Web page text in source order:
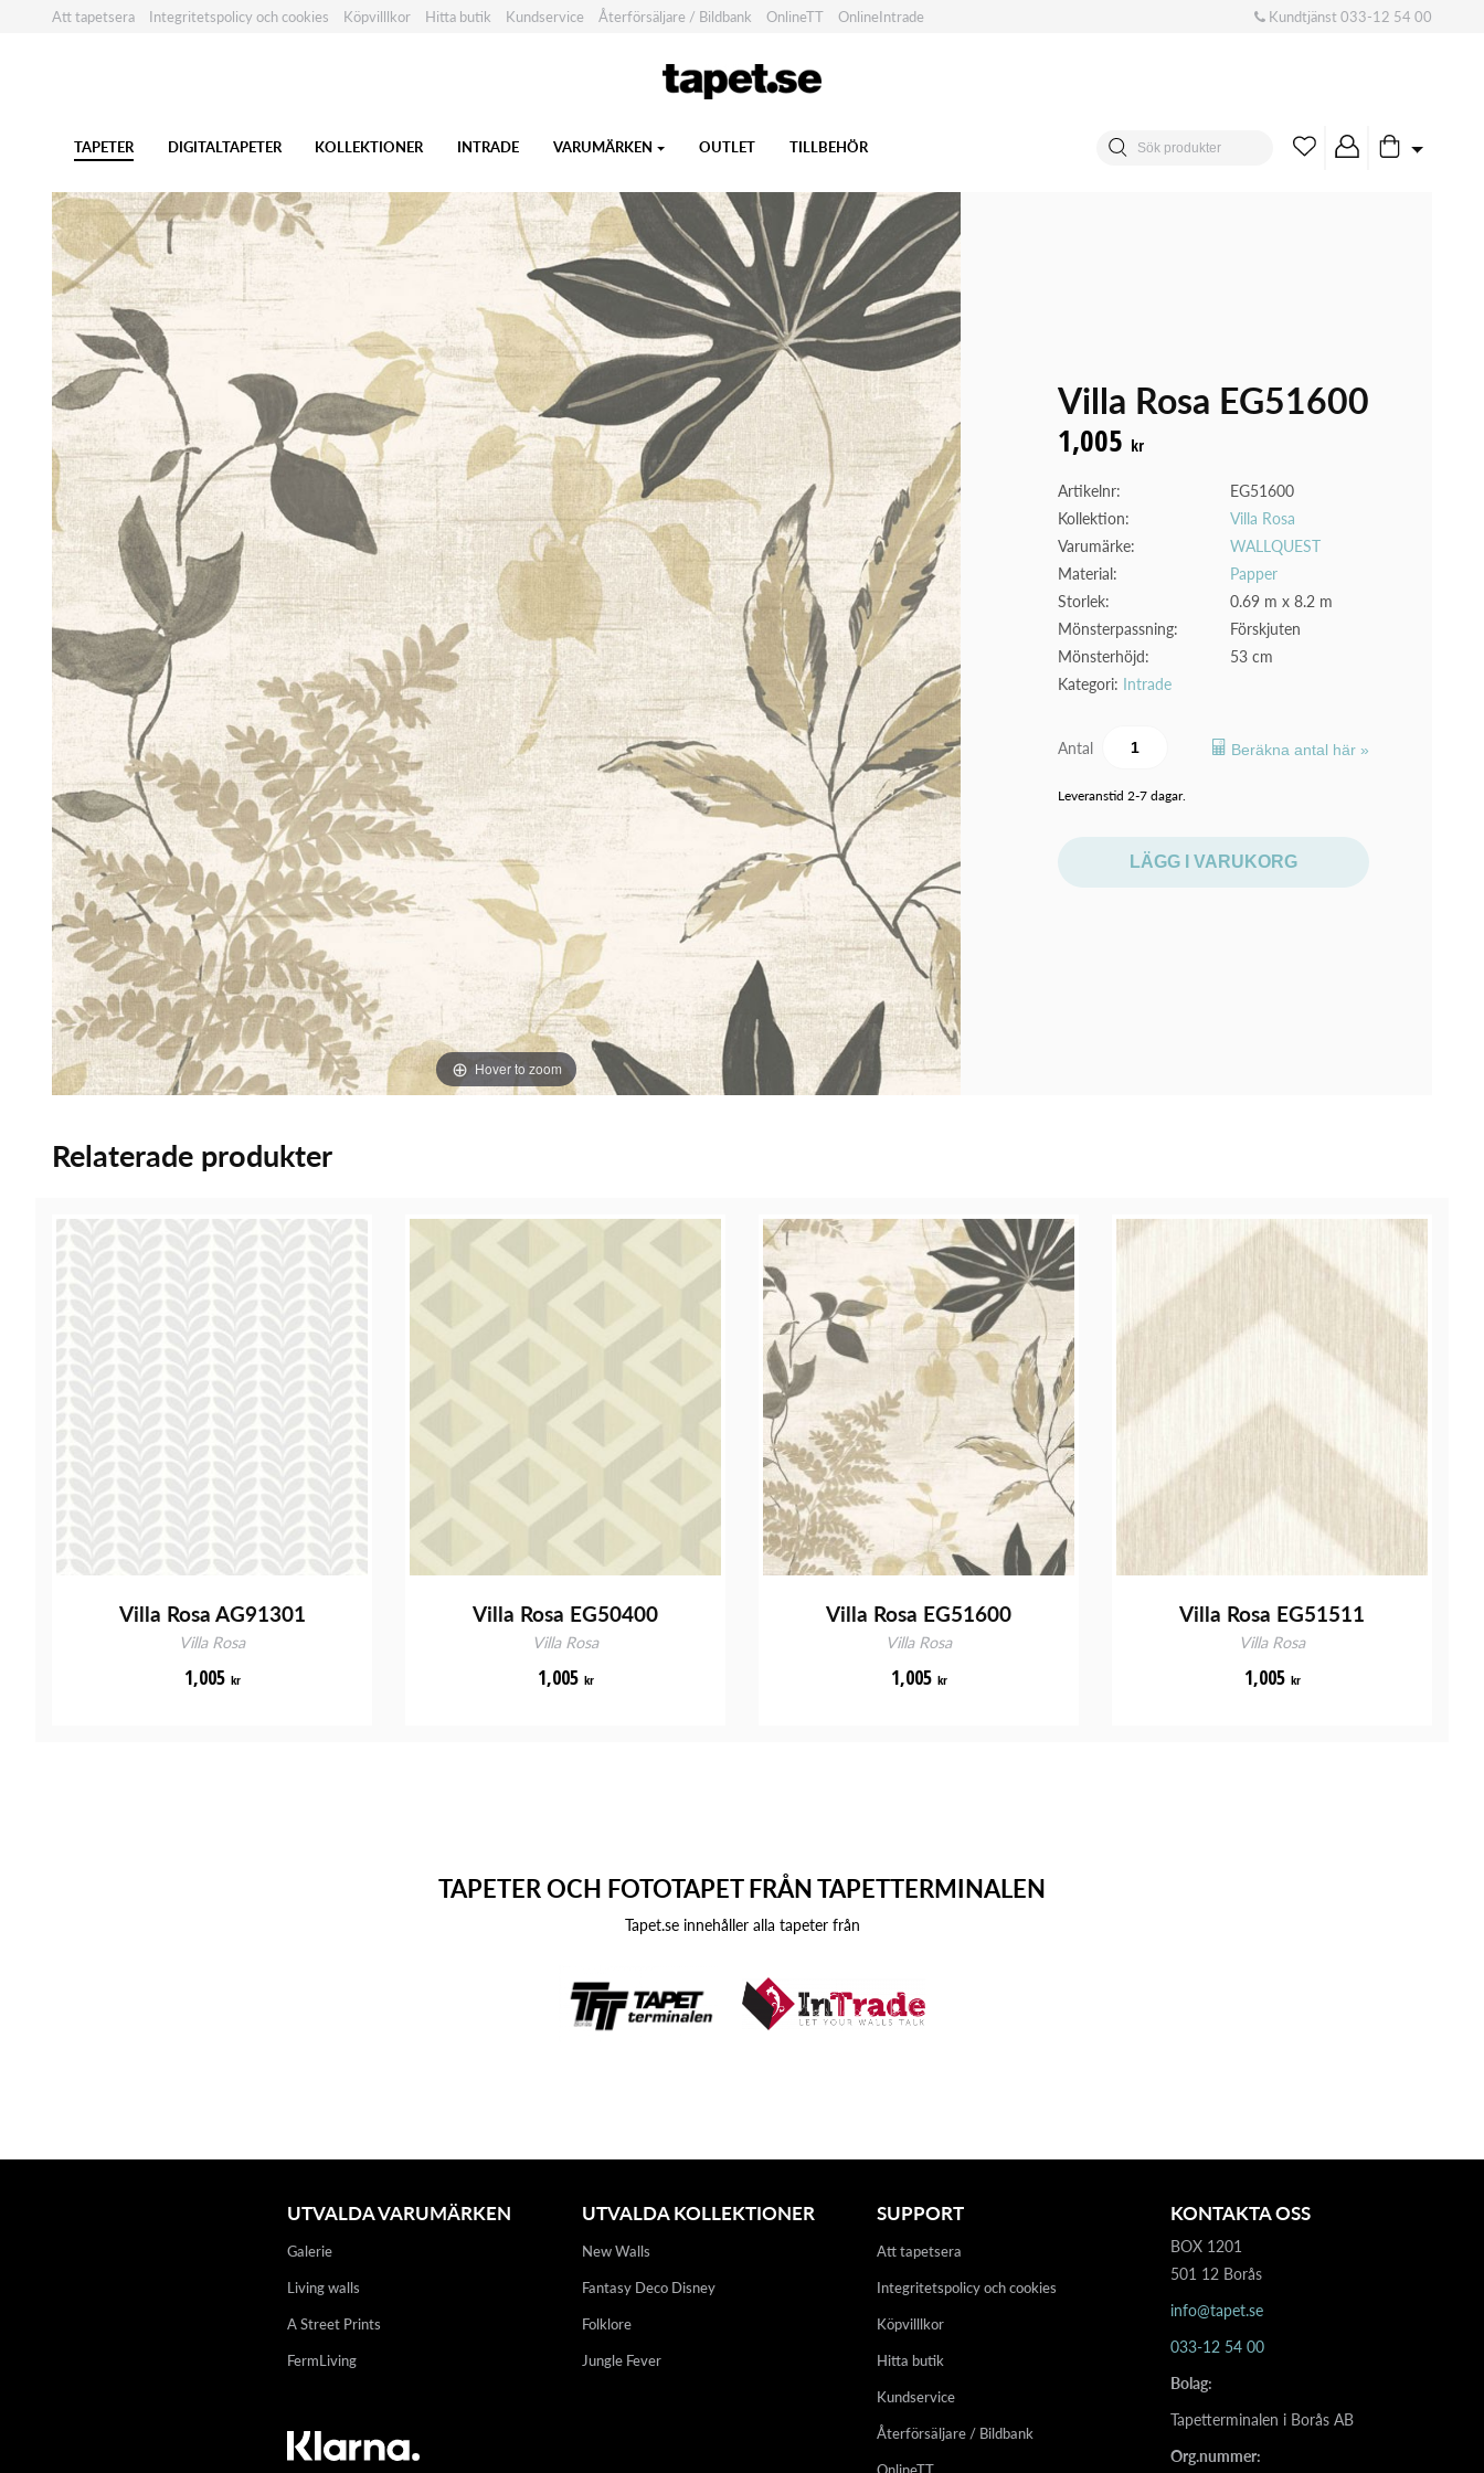
Att tapetsera Integritetspolicy och cookies Köpvilllkor Hitta butik Kundservice Återförsäljare / Bildbank OnlineTT OnlineIntrade Kundtjänst033-12 54 00
TAPETER DIGITALTAPETER KOLLEKTIONER INTRADE VARUMÄRKEN OUTLET TILLBEHÖR
Hover to zoom
Villa Rosa EG51600
1,005 kr
Artikelnr:
EG51600
Kollektion:
Villa Rosa
Varumärke:
WALLQUEST
Material:
Papper
Storlek:
0.69 m x 8.2 m
Mönsterpassning:
Förskjuten
Mönsterhöjd:
53 cm
Kategori: Intrade
Antal Beräkna antal här »
Leveranstid 2-7 dagar.
LÄGG I VARUKORG
Relaterade produkter
Villa Rosa AG91301
Villa Rosa
1,005 kr
Villa Rosa EG50400
Villa Rosa
1,005 kr
Villa Rosa EG51600
Villa Rosa
1,005 kr
Villa Rosa EG51511
Villa Rosa
1,005 kr
TAPETER OCH FOTOTAPET FRÅN TAPETTERMINALEN
Tapet.se innehåller alla tapeter från
UTVALDA VARUMÄRKEN
Galerie
Living walls
A Street Prints
FermLiving
UTVALDA KOLLEKTIONER
New Walls
Fantasy Deco Disney
Folklore
Jungle Fever
SUPPORT
Att tapetsera
Integritetspolicy och cookies
Köpvilllkor
Hitta butik
Kundservice
Återförsäljare / Bildbank
KONTAKTA OSS
BOX 1201
501 12 Borås
info@tapet.se
033-12 54 00
Bolag:
Tapetterminalen i Borås AB
Org.nummer: